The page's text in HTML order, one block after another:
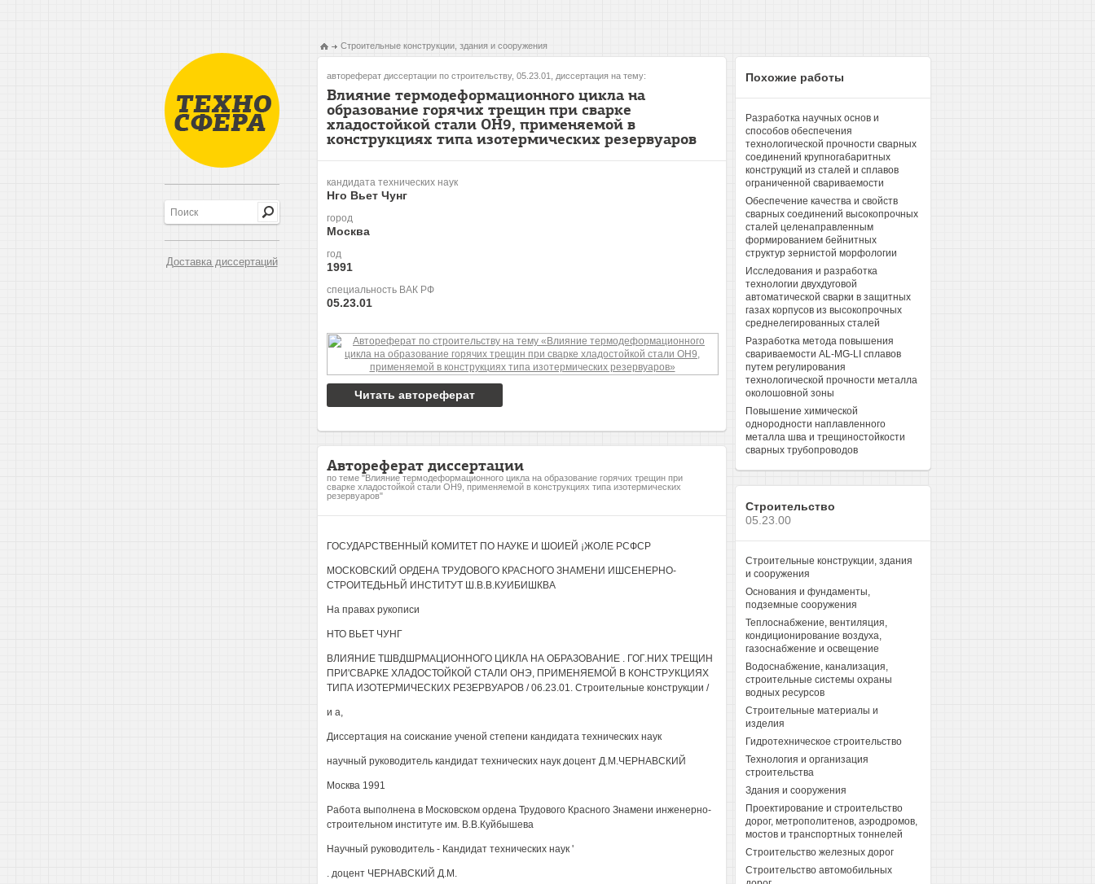
Доставка диссертаций
Строительные конструкции, здания и сооружения
автореферат диссертации по строительству, 05.23.01, диссертация на тему:
Влияние термодеформационного цикла на
образование горячих трещин при сварке
хладостойкой стали ОН9, применяемой в
конструкциях типа изотермических резервуаров
кандидата технических наук
Нго Вьет Чунг
город
Москва
год
1991
специальность ВАК РФ
05.23.01
Читать автореферат
Автореферат диссертации
по теме "Влияние термодеформационного цикла на образование горячих трещин при
сварке хладостойкой стали ОН9, применяемой в конструкциях типа изотермических
резервуаров"
ГОСУДАРСТВЕННЫЙ КОМИТЕТ ПО НАУКЕ И ШОИЕЙ ¡ЖОЛЕ РСФСР
МОСКОВСКИЙ ОРДЕНА ТРУДОВОГО КРАСНОГО ЗНАМЕНИ ИШСЕНЕРНО-
СТРОИТЕДЬНЬЙ ИНСТИТУТ Ш.В.В.КУИБИШКВА
На правах рукописи
НТО ВЬЕТ ЧУНГ
ВЛИЯНИЕ ТШВДШРМАЦИОННОГО ЦИКЛА НА ОБРАЗОВАНИЕ . ГОГ.НИХ ТРЕЩИН
ПРИ'СВАРКЕ ХЛАДОСТОЙКОЙ СТАЛИ ОНЭ, ПРИМЕНЯЕМОЙ В КОНСТРУКЦИЯХ
ТИПА ИЗОТЕРМИЧЕСКИХ РЕЗЕРВУАРОВ / 06.23.01. Строительные конструкции /
и а,
Диссертация на соискание ученой степени кандидата технических наук
научный руководитель кандидат технических наук доцент Д.М.ЧЕРНАВСКИЙ
Москва 1991
Работа выполнена в Московском ордена Трудового Красного Знамени инженерно-
строительном институте им. В.В.Куйбышева
Научный руководитель - Кандидат технических наук '
. доцент ЧЕРНАВСКИЙ Д.М.
Похожие работы
Разработка научных основ и
способов обеспечения
технологической прочности сварных
соединений крупногабаритных
конструкций из сталей и сплавов
ограниченной свариваемости
Обеспечение качества и свойств
сварных соединений высокопрочных
сталей целенаправленным
формированием бейнитных
структур зернистой морфологии
Исследования и разработка
технологии двухдуговой
автоматической сварки в защитных
газах корпусов из высокопрочных
среднелегированных сталей
Разработка метода повышения
свариваемости AL-MG-LI сплавов
путем регулирования
технологической прочности металла
околошовной зоны
Повышение химической
однородности наплавленного
металла шва и трещиностойкости
сварных трубопроводов
Строительство
05.23.00
Строительные конструкции, здания
и сооружения
Основания и фундаменты,
подземные сооружения
Теплоснабжение, вентиляция,
кондиционирование воздуха,
газоснабжение и освещение
Водоснабжение, канализация,
строительные системы охраны
водных ресурсов
Строительные материалы и
изделия
Гидротехническое строительство
Технология и организация
строительства
Здания и сооружения
Проектирование и строительство
дорог, метрополитенов, аэродромов,
мостов и транспортных тоннелей
Строительство железных дорог
Строительство автомобильных